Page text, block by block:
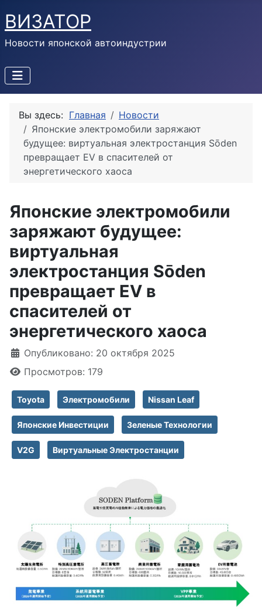
ВИЗАТОР
Новости японской автоиндустрии
Вы здесь: Главная
Новости
Японские электромобили заряжают
будущее: виртуальная электростанция Sōden
превращает EV в спасителей от
энергетического хаоса
Японские электромобили
заряжают будущее:
виртуальная
электростанция Sōden
превращает EV в
спасителей от
энергетического хаоса
Информация о материале
Опубликовано: 20 октября 2025
Просмотров: 179
Toyota Электромобили Nissan Leaf
Японские Инвестиции Зеленые Технологии
V2G Виртуальные Электростанции